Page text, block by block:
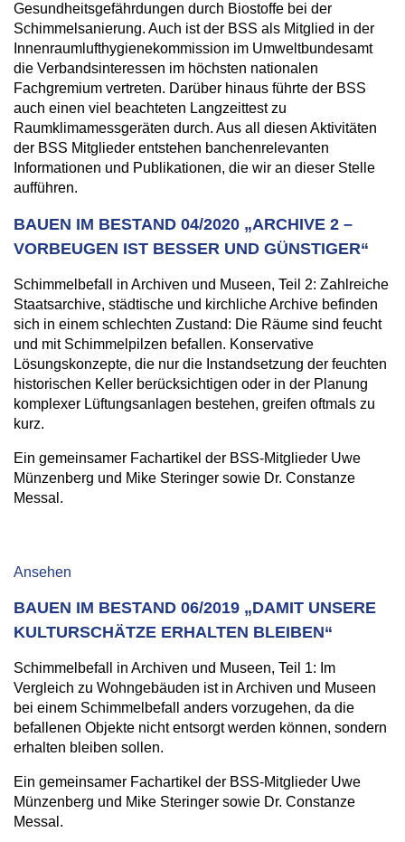
Gesundheitsgefährdungen durch Biostoffe bei der
Schimmelsanierung. Auch ist der BSS als Mitglied in der
Innenraumlufthygienekommission im Umweltbundesamt
die Verbandsinteressen im höchsten nationalen
Fachgremium vertreten. Darüber hinaus führte der BSS
auch einen viel beachteten Langzeittest zu
Raumklimamessgeräten durch. Aus all diesen Aktivitäten
der BSS Mitglieder entstehen banchenrelevanten
Informationen und Publikationen, die wir an dieser Stelle
aufführen.
BAUEN IM BESTAND 04/2020 „ARCHIVE 2 –
VORBEUGEN IST BESSER UND GÜNSTIGER“
Schimmelbefall in Archiven und Museen, Teil 2: Zahlreiche
Staatsarchive, städtische und kirchliche Archive befinden
sich in einem schlechten Zustand: Die Räume sind feucht
und mit Schimmelpilzen befallen. Konservative
Lösungskonzepte, die nur die Instandsetzung der feuchten
historischen Keller berücksichtigen oder in der Planung
komplexer Lüftungsanlagen bestehen, greifen oftmals zu
kurz.
Ein gemeinsamer Fachartikel der BSS-Mitglieder Uwe
Münzenberg und Mike Steringer sowie Dr. Constanze
Messal.
Ansehen
BAUEN IM BESTAND 06/2019 „DAMIT UNSERE
KULTURSCHÄTZE ERHALTEN BLEIBEN“
Schimmelbefall in Archiven und Museen, Teil 1: Im
Vergleich zu Wohngebäuden ist in Archiven und Museen
bei einem Schimmelbefall anders vorzugehen, da die
befallenen Objekte nicht entsorgt werden können, sondern
erhalten bleiben sollen.
Ein gemeinsamer Fachartikel der BSS-Mitglieder Uwe
Münzenberg und Mike Steringer sowie Dr. Constanze
Messal.